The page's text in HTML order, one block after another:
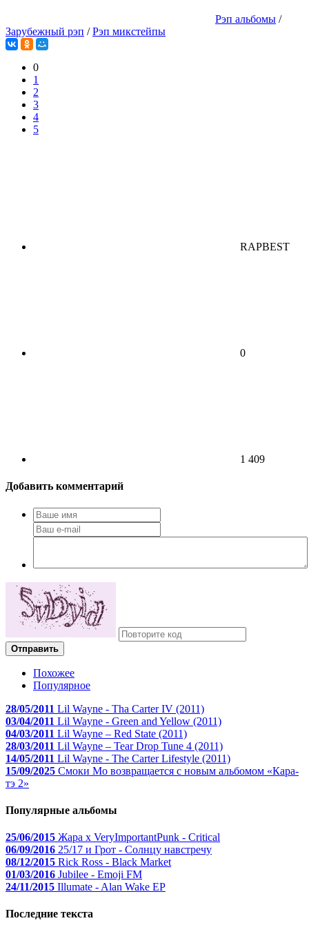
Рэп альбомы /
Зарубежный рэп /Рэп микстейпы
0
1
2
3
4
5
RAPBEST
0
1 409
Добавить комментарий
Отправить
Похожее
Популярное
28/05/2011 Lil Wayne - Tha Carter IV (2011)
03/04/2011 Lil Wayne - Green and Yellow (2011)
04/03/2011 Lil Wayne – Red State (2011)
28/03/2011 Lil Wayne – Tear Drop Tune 4 (2011)
14/05/2011 Lil Wayne - The Carter Lifestyle (2011)
15/09/2025 Смоки Мо возвращается с новым альбомом «Кара-
тэ 2»
Популярные альбомы
25/06/2015 Жара x VeryImportantPunk - Critical
06/09/2016 25/17 и Грот - Солнцу навстречу
08/12/2015 Rick Ross - Black Market
01/03/2016 Jubilee - Emoji FM
24/11/2015 Illumate - Alan Wake EP
Последние текста